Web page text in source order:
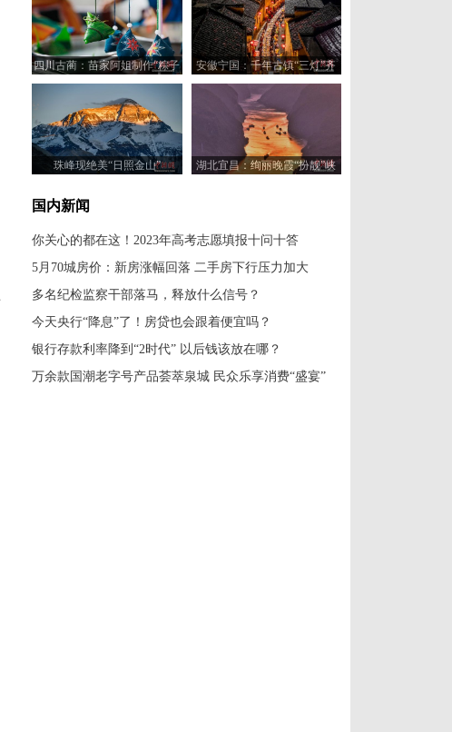
四川古蔺：苗家阿姐制作“粽子
香囊”祈福端午
安徽宁国：千年古镇“三灯”齐
聚迎端午
珠峰现绝美“日照金山”
湖北宜昌：绚丽晚霞“扮靓”峡
国内新闻
你关心的都在这！2023年高考志愿填报十问十答
5月70城房价：新房涨幅回落 二手房下行压力加大
多名纪检监察干部落马，释放什么信号？
今天央行“降息”了！房贷也会跟着便宜吗？
银行存款利率降到“2时代” 以后钱该放在哪？
万余款国潮老字号产品荟萃泉城 民众乐享消费“盛宴”